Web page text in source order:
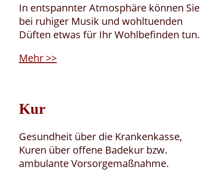
In entspannter Atmosphäre können Sie
bei ruhiger Musik und wohltuenden
Düften etwas für Ihr Wohlbefinden tun.
Mehr >>
Kur
Gesundheit über die Krankenkasse,
Kuren über offene Badekur bzw.
ambulante Vorsorgemaßnahme.